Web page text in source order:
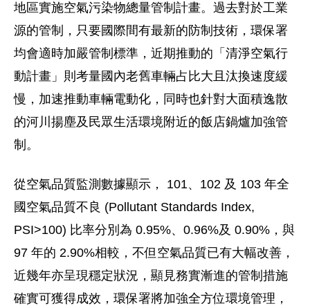
地區實施空氣污染物總量管制計畫。過去對於工業
源的管制，只要國際間有最新的防制技術，環保署
均會適時加嚴管制標準，近期推動的「清淨空氣行
動計畫」則考量國內老舊車輛占比大且汰換速度緩
慢，加速推動車輛電動化，同時也針對大面積逸散
的河川揚塵及民眾生活環境附近的飯店鍋爐加強管
制。
從空氣品質監測數據顯示， 101、102 及 103 年全
國空氣品質不良 (Pollutant Standards Index,
PSI>100) 比率分別為 0.95%、0.96%及 0.90%，與
97 年的 2.90%相較，不但空氣品質已有大幅改善，
近幾年亦呈現穩定狀況，顯見務實漸進的管制措施
確實可獲得成效，環保署將加強全方位環境管理，